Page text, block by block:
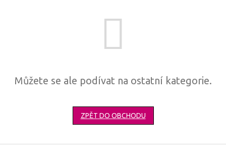
Můžete se ale podívat na ostatní kategorie.
ZPĚT DO OBCHODU